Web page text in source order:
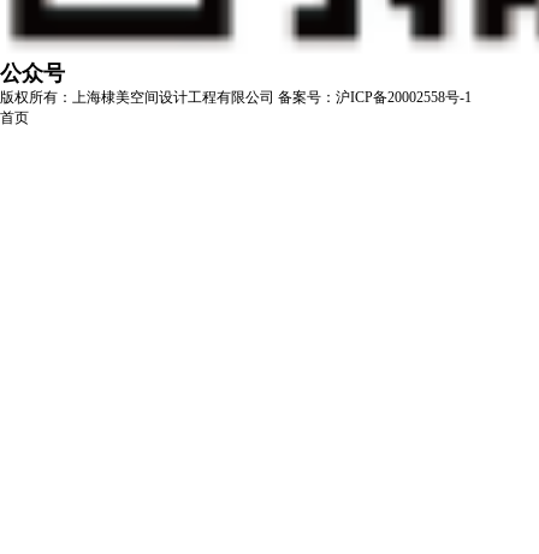
公众号
版权所有：上海棣美空间设计工程有限公司 备案号：沪ICP备20002558号-1
首页